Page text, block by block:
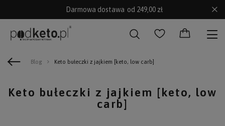
Darmowa dostawa od 249,00 zł
Blog Keto bułeczki z jajkiem [keto, low carb]
Keto bułeczki z jajkiem [keto, low
carb]